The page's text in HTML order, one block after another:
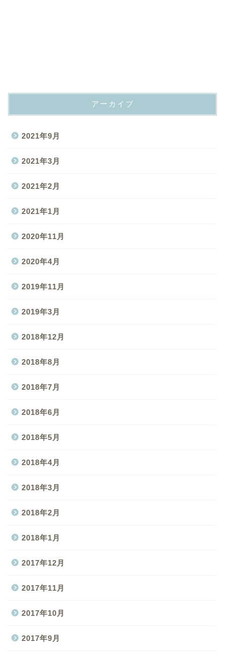
アーカイブ
2021年9月
2021年3月
2021年2月
2021年1月
2020年11月
2020年4月
2019年11月
2019年3月
2018年12月
2018年8月
2018年7月
2018年6月
2018年5月
2018年4月
2018年3月
2018年2月
2018年1月
2017年12月
2017年11月
2017年10月
2017年9月